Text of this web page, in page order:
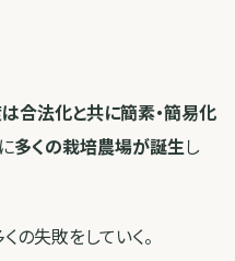
合法化と共に簡素・簡易化
多くの栽培農場が誕生し
の失敗をしていく。